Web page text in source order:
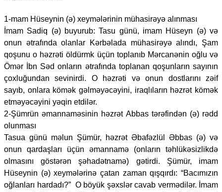
1-mam Hüseynin (ə) xeymələrinin mühasirəyə alınması
İmam Sadiq (ə) buyurub: Tasu günü, imam Hüseyn (ə) və
onun ətrafında olanlar Kərbəlada mühasirəyə alındı, Şam
qoşunu o həzrəti öldürmk üçün toplanıb Mərcanənin oğlu və
Ömər İbn Səd onların ətrafında toplanan qoşunların sayının
çoxluğundan sevinirdi. O həzrəti və onun dostlarını zəif
sayıb, onlara kömək gəlməyəcəyini, iraqlıların həzrət kömək
etməyəcəyini yəqin etdilər.
2-Şümrün əmannaməsinin həzrət Abbas tərəfindən (ə) rədd
olunması
Tasua günü məlun Şümür, həzrət Əbafəzlül Əbbas (ə) və
onun qardaşları üçün əmannamə (onların təhlükəsizlikdə
olmasını göstərən şəhadətnamə) gətirdi. Şümür, imam
Hüseynin (ə) xeymələrinə çatan zaman qışqırdı: “Bacımızın
oğlanları hardadı?” O böyük şəxslər cavab vermədilər. İmam